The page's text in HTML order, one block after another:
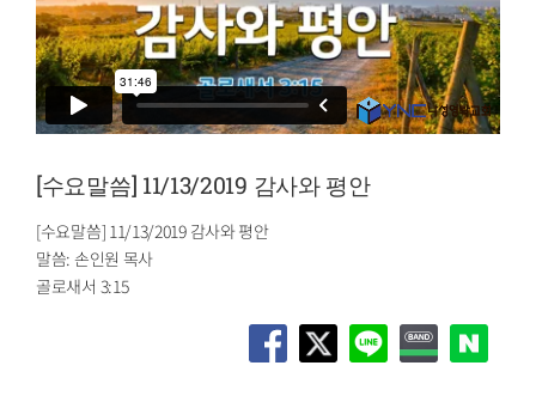
[수요말씀] 11/13/2019 감사와 평안
[수요말씀] 11/13/2019 감사와 평안
말씀: 손인원 목사
골로새서 3:15